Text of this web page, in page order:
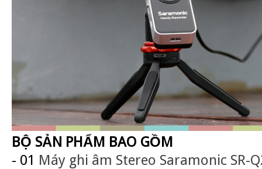
BỘ SẢN PHẨM BAO GỒM
- 01 Máy ghi âm Stereo Saramonic SR-